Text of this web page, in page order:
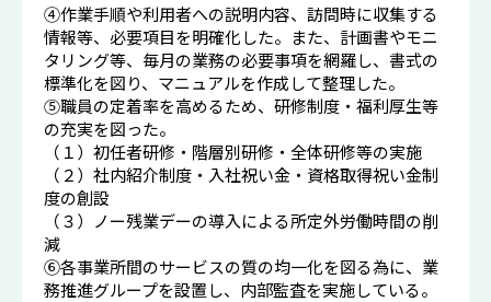
④作業手順や利用者への説明内容、訪問時に収集する
情報等、必要項目を明確化した。また、計画書やモニ
タリング等、毎月の業務の必要事項を網羅し、書式の
標準化を図り、マニュアルを作成して整理した。
⑤職員の定着率を高めるため、研修制度・福利厚生等
の充実を図った。
（１）初任者研修・階層別研修・全体研修等の実施
（２）社内紹介制度・入社祝い金・資格取得祝い金制
度の創設
（３）ノー残業デーの導入による所定外労働時間の削
減
⑥各事業所間のサービスの質の均一化を図る為に、業
務推進グループを設置し、内部監査を実施している。